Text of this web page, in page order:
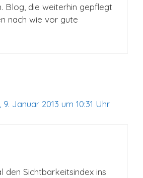
Blog, die weiterhin gepflegt
nach wie vor gute
Januar 2013 um 10:31 Uhr
den Sichtbarkeitsindex ins